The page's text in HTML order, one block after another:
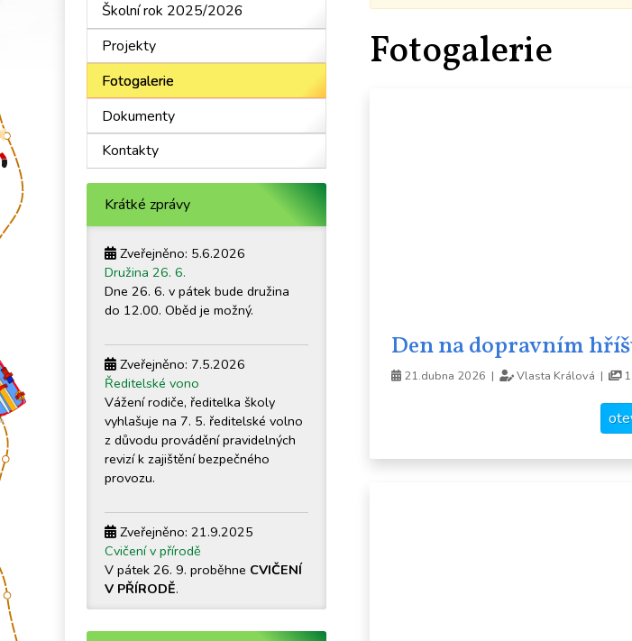
Fotogalerie
Den na dopravním
21.dubna 2026 | Vlasta Králová |
Školní rok 2025/2026
Projekty
Fotogalerie
Dokumenty
Kontakty
Krátké zprávy
Zveřejněno: 5.6.2026
Družina 26. 6.
Dne 26. 6. v pátek bude družina
do 12.00. Oběd je možný.
Zveřejněno: 7.5.2026
Ředitelské vono
Vážení rodiče, ředitelka školy
vyhlašuje na 7. 5. ředitelské volno
z důvodu provádění pravidelných
revizí k zajištění bezpečného
provozu.
Zveřejněno: 21.9.2025
Cvičení v přírodě
V pátek 26. 9. proběhne CVIČENÍ
V PŘÍRODĚ.